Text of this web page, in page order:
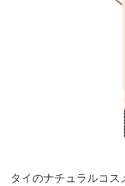
タイのナチュラルコ